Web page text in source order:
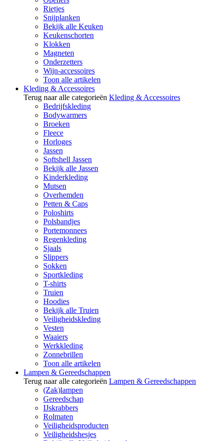
Rietjes
Snijplanken
Bekijk alle Keuken
Keukenschorten
Klokken
Magneten
Onderzetters
Wijn-accessoires
Toon alle artikelen
Kleding & Accessoires
Terug naar alle categorieën Kleding & Accessoires
Bedrijfskleding
Bodywarmers
Broeken
Fleece
Horloges
Jassen
Softshell Jassen
Bekijk alle Jassen
Kinderkleding
Mutsen
Overhemden
Petten & Caps
Poloshirts
Polsbandjes
Portemonnees
Regenkleding
Sjaals
Slippers
Sokken
Sportkleding
T-shirts
Truien
Hoodies
Bekijk alle Truien
Veiligheidskleding
Vesten
Waaiers
Werkkleding
Zonnebrillen
Toon alle artikelen
Lampen & Gereedschappen
Terug naar alle categorieën Lampen & Gereedschappen
(Zak)lampen
Gereedschap
IJskrabbers
Rolmaten
Veiligheidsproducten
Veiligheidshesjes